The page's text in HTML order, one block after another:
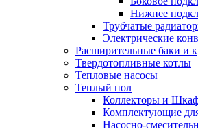
Нижнее
Трубчатые
Электрические
Расширительные баки и
Твердотопливные котлы
Тепловые насосы
Теплый пол
Коллекторы и
Комплектующие
Насосно-